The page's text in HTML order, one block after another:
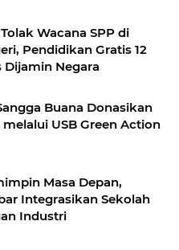
Wacana SPP di
Pendidikan Gratis 12
Dijamin Negara
Buana Donasikan
USB Green Action
Masa Depan,
Integrasikan Sekolah
Industri